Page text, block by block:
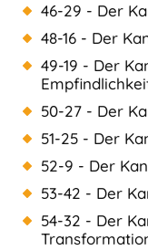
46-29 - Der
48-16 - Der
49-19 - Der
50-27 - Der
51-25 - Der
52-9 - Der
53-42 - Der
54-32 - Der